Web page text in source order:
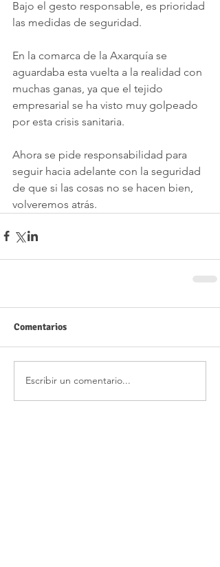
Bajo el gesto responsable, es prioridad
las medidas de seguridad.
En la comarca de la Axarquía se
aguardaba esta vuelta a la realidad con
muchas ganas, ya que el tejido
empresarial se ha visto muy golpeado
por esta crisis sanitaria.
Ahora se pide responsabilidad para
seguir hacia adelante con la seguridad
de que si las cosas no se hacen bien,
volveremos atrás.
Comentarios
Escribir un comentario...